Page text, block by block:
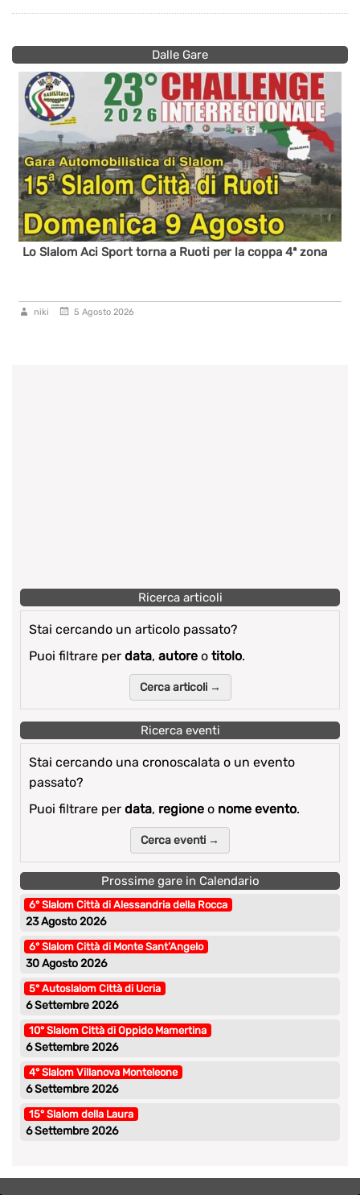
Dalle Gare
Lo Slalom Aci Sport torna a Ruoti per la coppa 4ª zona
niki 5 Agosto 2026
Ricerca articoli
Stai cercando un articolo passato?
Puoi filtrare per data, autore o titolo.
Cerca articoli →
Ricerca eventi
Stai cercando una cronoscalata o un evento
passato?
Puoi filtrare per data, regione o nome evento.
Cerca eventi →
Prossime gare in Calendario
6° Slalom Città di Alessandria della Rocca
23 Agosto 2026
6° Slalom Città di Monte Sant’Angelo
30 Agosto 2026
5° Autoslalom Città di Ucria
6 Settembre 2026
10° Slalom Città di Oppido Mamertina
6 Settembre 2026
4° Slalom Villanova Monteleone
6 Settembre 2026
15° Slalom della Laura
6 Settembre 2026